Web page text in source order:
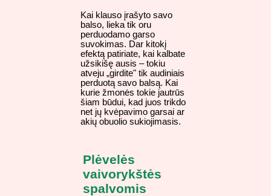
Kai klauso įrašyto savo
balso, lieka tik oru
perduodamo garso
suvokimas. Dar kitokį
efektą patiriate, kai kalbate
užsikišę ausis – tokiu
atveju „girdite" tik audiniais
perduotą savo balsą. Kai
kurie žmonės tokie jautrūs
šiam būdui, kad juos trikdo
net jų kvėpavimo garsai ar
akių obuolio sukiojimasis.
Plėvelės
vaivorykštės
spalvomis